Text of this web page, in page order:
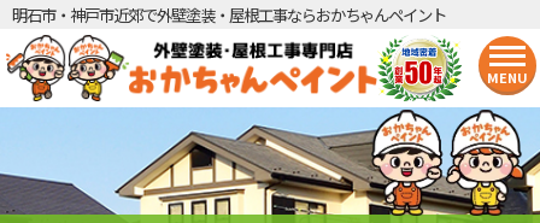
明石市・神戸市近郊で外壁塗装・屋根工事ならおかちゃんペイント
MENU